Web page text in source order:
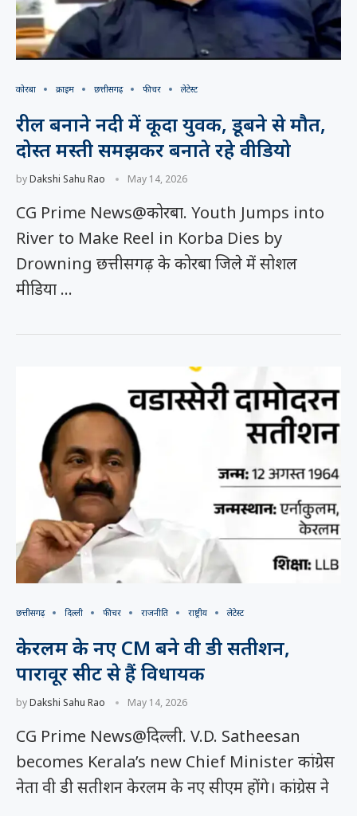
कोरबा क्राइम छत्तीसगढ़ फीचर लेटेस्ट
रील बनाने नदी में कूदा युवक, डूबने से मौत,
दोस्त मस्ती समझकर बनाते रहे वीडियो
byDakshi Sahu Rao May 14, 2026
CG Prime News@कोरबा. Youth Jumps into
River to Make Reel in Korba Dies by
Drowning छत्तीसगढ़ के कोरबा जिले में सोशल
मीडिया …
छत्तीसगढ़ दिल्ली फीचर राजनीति राष्ट्रीय लेटेस्ट
केरलम के नए CM बने वी डी सतीशन,
पारावूर सीट से हैं विधायक
byDakshi Sahu Rao May 14, 2026
CG Prime News@दिल्ली. V.D. Satheesan
becomes Kerala’s new Chief Minister कांग्रेस
नेता वी डी सतीशन केरलम के नए सीएम होंगे। कांग्रेस ने